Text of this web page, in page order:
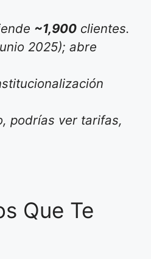
~1,900 clientes.
2025); abre
podrías ver tarifas,
Que Te